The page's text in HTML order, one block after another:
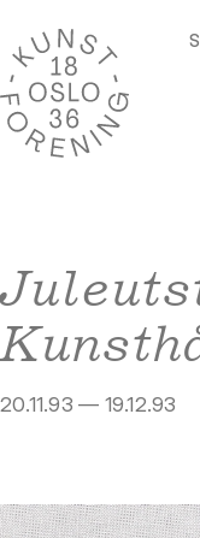
20.11.93 — 19.12.93